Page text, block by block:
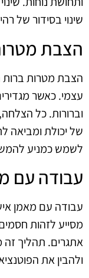
שינוי בסידור של
הצבת
הצבת מטרות ברות
עצמי. כאשר
וברורות. כל
של יכולת ומביאה
לשמש כמניע
עבודה עם
עבודה עם מאמן
מסייע לזהות
אתגרים. תהליך
ולהבין את